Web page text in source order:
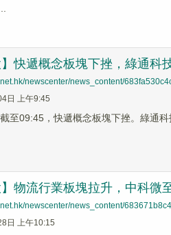
】快遞概念板塊下挫，綠通科
newscenter/news_content/
日 上午9:45
至09:45，快遞概念板塊下挫。綠通
】物流行業板塊拉升，中科微
newscenter/news_content/
日 上午10:15